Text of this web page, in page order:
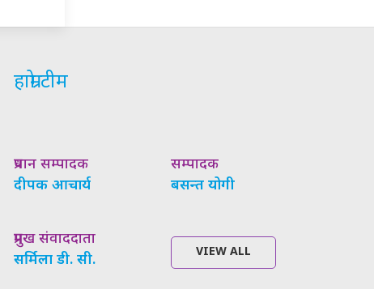
हाम्रो टीम
प्रधान सम्पादक
दीपक आचार्य
सम्पादक
बसन्त योगी
प्रमुख संवाददाता
सर्मिला डी. सी.
VIEW ALL